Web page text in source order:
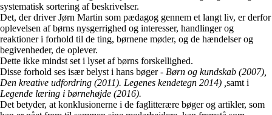
systematisk sortering af beskrivelser.
Det, der driver Jørn Martin som pædagog gennem et langt liv, er derfor
oplevelsen af børns nysgerrighed og interesser, handlinger og
reaktioner i forhold til de ting, børnene møder, og de hændelser og
begivenheder, de oplever.
Dette ikke mindst set i lyset af børns forskellighed.
Disse forhold ses især belyst i hans bøger - Børn og kundskab (2007),
Den kreative udfordring (2011). Legenes kendetegn 2014) , samt i
Legende læring i børnehøjde (2016).
Det betyder, at konklusionerne i de faglitterære bøger og artikler, som